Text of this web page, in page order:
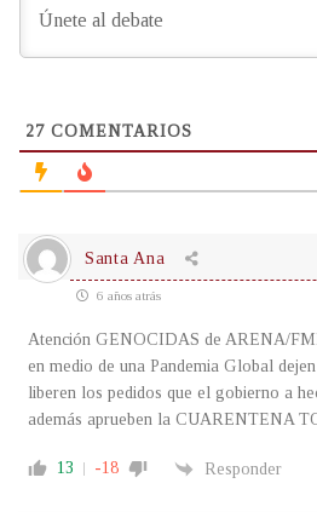
27 COMENTARIOS
Santa Ana
6 años atrás
Atención GENOCIDAS de ARENA/
en medio de una Pandemia Global
liberen los pedidos que el gobierno a
además aprueben la CUARENTENA
13 -18 Responder